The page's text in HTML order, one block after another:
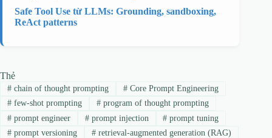
Safe Tool Use từ LLMs: Grounding, sandboxing,
ReAct patterns
Thẻ
#chain of thought prompting #Core Prompt Engineering
#few-shot prompting #program of thought prompting
#prompt engineer #prompt injection # prompt tuning
#prompt versioning #retrieval-augmented generation (RAG)